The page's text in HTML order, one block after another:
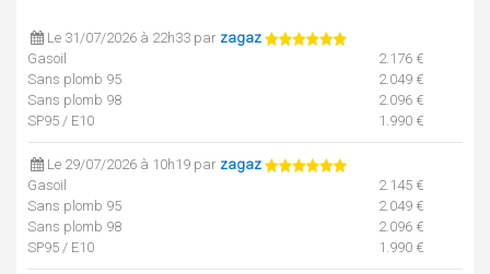
Le 31/07/2026 à 22h33 par zagaz
Gasoil
2.176 €
Sans plomb 95
2.049 €
Sans plomb 98
2.096 €
SP95 / E10
1.990 €
Le 29/07/2026 à 10h19 par zagaz
Gasoil
2.145 €
Sans plomb 95
2.049 €
Sans plomb 98
2.096 €
SP95 / E10
1.990 €